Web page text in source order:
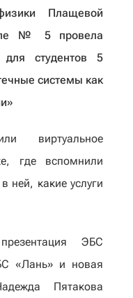
Плащевой
№ 5 провела
для студентов 5
системы как
виртуальное
где вспомнили
ней, какие услуги
ЭБС
«Лань» и новая
Пятакова